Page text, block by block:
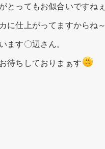
とってもお似合いですねぇ
に仕上がってますからね～
ます〇辺さん。
待ちしておりまぁす